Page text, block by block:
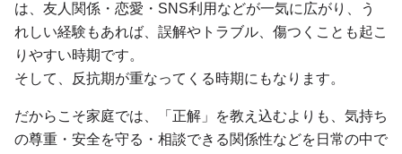
は、友人関係・恋愛・SNS利用などが一気に広がり、う
れしい経験もあれば、誤解やトラブル、傷つくことも起こ
りやすい時期です。
そして、反抗期が重なってくる時期にもなります。
だからこそ家庭では、「正解」を教え込むよりも、気持ち
の尊重・安全を守る・相談できる関係性などを日常の中で